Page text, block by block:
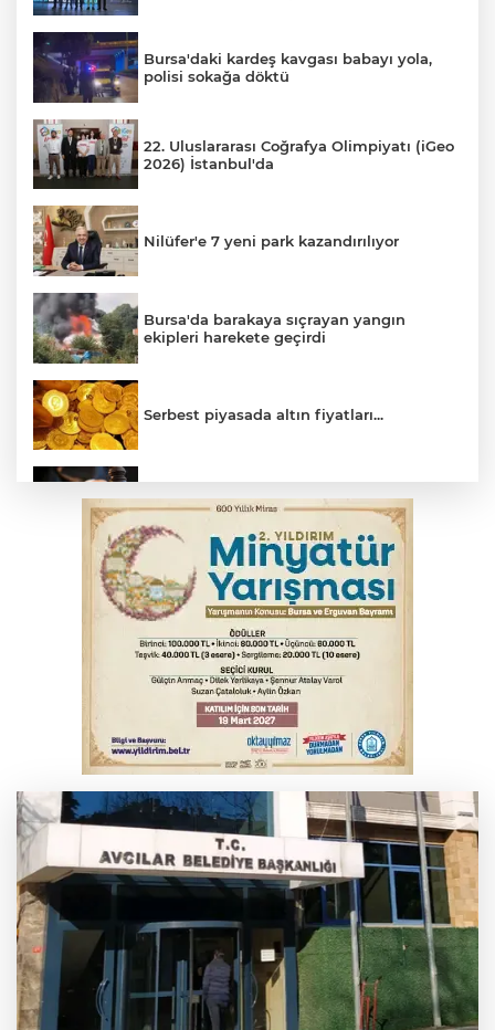
Bursa'daki kardeş kavgası babayı yola,
polisi sokağa döktü
22. Uluslararası Coğrafya Olimpiyatı (iGeo
2026) İstanbul'da
Nilüfer'e 7 yeni park kazandırılıyor
Bursa'da barakaya sıçrayan yangın
ekipleri harekete geçirdi
Serbest piyasada altın fiyatları...
Yargıtay’dan primle çalışanlara müjde
Bursa’da bugün hava nasıl olacak?
Osmangazi’de iş arayanlara destek
TOFAŞ Basketbol'da sağlık kontrolleri
başladı